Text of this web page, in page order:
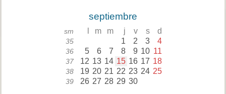
septiembre
sm m m j v s d
35 1 2 3 4
36 5 6 7 8 9 10 11
37 12 13 14 15 16 17 18
38 19 20 21 22 23 24 25
39 26 27 28 29 30